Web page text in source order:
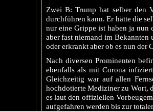
Zwei B: Trump hat selber den
durchführen kann. Er hätte die
nur eine Grippe ist haben ja
aber fast niemand im
oder erkrankt aber ob es nun der
Nach diversen Prominenten
ebenfalls als mit Corona
Gleichzeitig war auf allen
hochdotierte Mediziner zu Wort,
es laut den offiziellen
aufgefahren werden bis zur